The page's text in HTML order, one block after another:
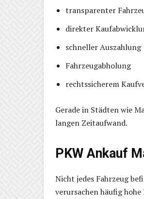
transparenter
direkter
schneller Auszahlung
Fahrzeugabholung
rechtssicherem
Gerade in Städten wie
langen Zeitaufwand.
PKW Ankauf
Nicht jedes Fahrzeug
verursachen häufig